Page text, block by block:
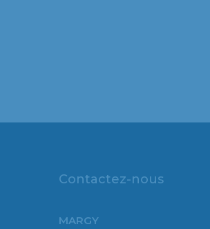
Contactez-nous
MARGY